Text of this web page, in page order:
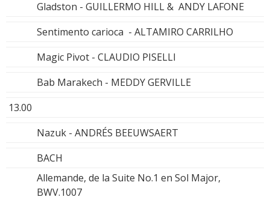
Gladston - GUILLERMO HILL & ANDY LAFONE
Sentimento carioca - ALTAMIRO CARRILHO
Magic Pivot - CLAUDIO PISELLI
Bab Marakech - MEDDY GERVILLE
13.00
Nazuk - ANDRÉS BEEUWSAERT
BACH
Allemande, de la Suite No.1 en Sol Major,
BWV.1007